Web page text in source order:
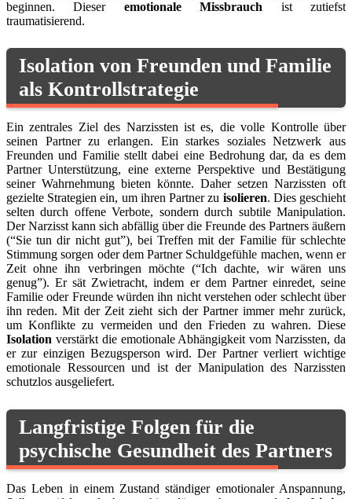
beginnen. Dieser emotionale Missbrauch ist zutiefst
traumatisierend.
Isolation von Freunden und Familie
als Kontrollstrategie
Ein zentrales Ziel des Narzissten ist es, die volle Kontrolle über
seinen Partner zu erlangen. Ein starkes soziales Netzwerk aus
Freunden und Familie stellt dabei eine Bedrohung dar, da es dem
Partner Unterstützung, eine externe Perspektive und Bestätigung
seiner Wahrnehmung bieten könnte. Daher setzen Narzissten oft
gezielte Strategien ein, um ihren Partner zu isolieren. Dies geschieht
selten durch offene Verbote, sondern durch subtile Manipulation.
Der Narzisst kann sich abfällig über die Freunde des Partners äußern
(“Sie tun dir nicht gut”), bei Treffen mit der Familie für schlechte
Stimmung sorgen oder dem Partner Schuldgefühle machen, wenn er
Zeit ohne ihn verbringen möchte (“Ich dachte, wir wären uns
genug”). Er sät Zwietracht, indem er dem Partner einredet, seine
Familie oder Freunde würden ihn nicht verstehen oder schlecht über
ihn reden. Mit der Zeit zieht sich der Partner immer mehr zurück,
um Konflikte zu vermeiden und den Frieden zu wahren. Diese
Isolation verstärkt die emotionale Abhängigkeit vom Narzissten, da
er zur einzigen Bezugsperson wird. Der Partner verliert wichtige
emotionale Ressourcen und ist der Manipulation des Narzissten
schutzlos ausgeliefert.
Langfristige Folgen für die
psychische Gesundheit des Partners
Das Leben in einem Zustand ständiger emotionaler Anspannung,